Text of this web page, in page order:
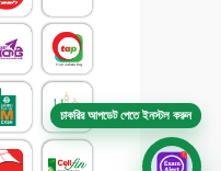
চাকরির আপডেট পেতে ইনস্টল করুন